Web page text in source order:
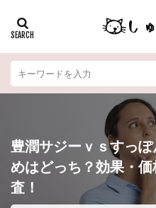
豊潤サジーｖｓすっ
めはどっち？効果・
査！